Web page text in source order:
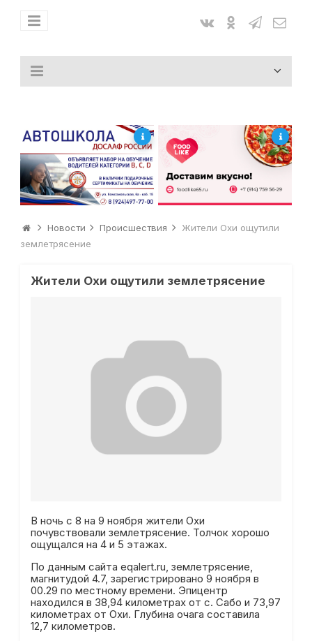
Новости Происшествия
Жители Охи ощутили
землетрясение
Жители Охи ощутили землетрясение
В ночь с 8 на 9 ноября жители Охи
почувствовали землетрясение. Толчок хорошо
ощущался на 4 и 5 этажах.
По данным сайта eqalert.ru, землетрясение,
магнитудой 4.7, зарегистрировано 9 ноября в
00.29 по местному времени. Эпицентр
находился в 38,94 километрах от с. Сабо и 73,97
километрах от Охи. Глубина очага составила
12,7 километров.